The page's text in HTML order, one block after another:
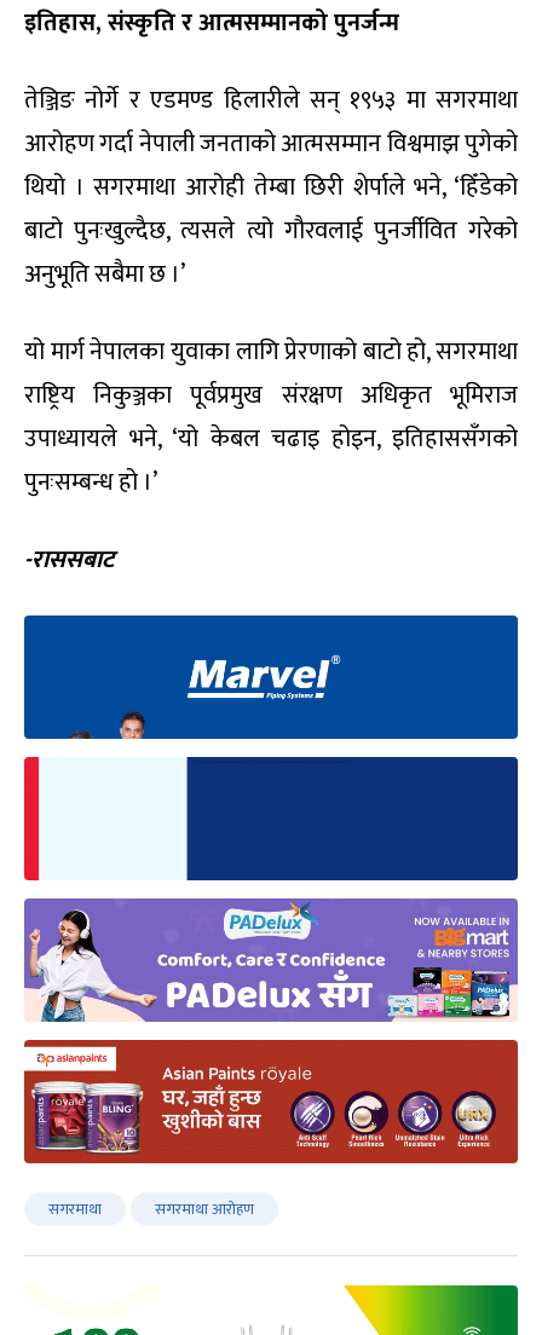
इतिहास, संस्कृति र आत्मसम्मानको पुनर्जन्म
तेञ्जिङ नोर्गे र एडमण्ड हिलारीले सन् १९५३ मा सगरमाथा
आरोहण गर्दा नेपाली जनताको आत्मसम्मान विश्वमाझ पुगेको
थियो । सगरमाथा आरोही तेम्बा छिरी शेर्पाले भने, ‘हिँडेको
बाटो पुनःखुल्दैछ, त्यसले त्यो गौरवलाई पुनर्जीवित गरेको
अनुभूति सबैमा छ ।’
यो मार्ग नेपालका युवाका लागि प्रेरणाको बाटो हो, सगरमाथा
राष्ट्रिय निकुञ्जका पूर्वप्रमुख संरक्षण अधिकृत भूमिराज
उपाध्यायले भने, ‘यो केबल चढाइ होइन, इतिहाससँगको
पुनःसम्बन्ध हो ।’
-राससबाट
सगरमाथा सगरमाथा आरोहण